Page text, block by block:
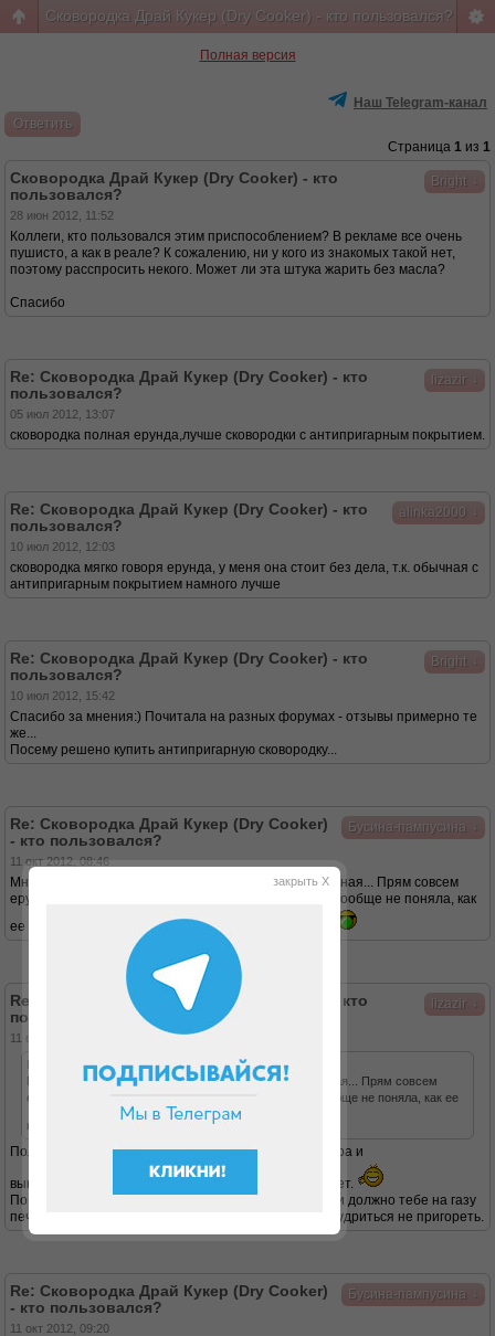
Сковородка Драй Кукер (Dry Cooker) - кто пользовался?
Полная версия
Наш Telegram-канал
Ответить
Страница 1 из 1
Bright
Сковородка Драй Кукер (Dry Cooker) - кто
пользовался?
28 июн 2012, 11:52
Коллеги, кто пользовался этим приспособлением? В рекламе все очень
пушисто, а как в реале? К сожалению, ни у кого из знакомых такой нет,
поэтому расспросить некого. Может ли эта штука жарить без масла?
Спасибо
lizazir
Re: Сковородка Драй Кукер (Dry Cooker) - кто
пользовался?
05 июл 2012, 13:07
сковородка полная ерунда,лучше сковородки с антипригарным покрытием.
alinka2000
Re: Сковородка Драй Кукер (Dry Cooker) - кто
пользовался?
10 июл 2012, 12:03
сковородка мягко говоря ерунда, у меня она стоит без дела, т.к. обычная с
антипригарным покрытием намного лучше
Bright
Re: Сковородка Драй Кукер (Dry Cooker) - кто
пользовался?
10 июл 2012, 15:42
Спасибо за мнения:) Почитала на разных форумах - отзывы примерно те
же...
Посему решено купить антипригарную сковородку...
Бусина-пампусина
Re: Сковородка Драй Кукер (Dry Cooker)
- кто пользовался?
11 окт 2012, 08:46
Мне тут мама такую всучила, я думала, она нормальная... Прям совсем
ерунда, да? Я еще не пробовала. Честно говоря, я вообще не поняла, как
ее использовать, с такими-то дырками посередине
lizazir
Re: Сковородка Драй Кукер (Dry Cooker) - кто
пользовался?
11 окт 2012, 08:59
Бусина-пампусина писал(а):
Мне тут мама такую всучила, я думала, она нормальная... Прям совсем
ерунда, да? Я еще не пробовала. Честно говоря, я вообще не поняла, как ее
использовать, с такими-то дырками посередине
Пользоваться очень просто-берешь пакет для мусора и
выносишь,ставишь возле мусорки-авось кто подберет.
По задумке автора это приспособление с дырочками должно тебе на газу
печь,жарить,шкварить и все это без масла и еще умудриться не пригореть.
Бусина-пампусина
Re: Сковородка Драй Кукер (Dry Cooker)
- кто пользовался?
11 окт 2012, 09:20
закрыть X